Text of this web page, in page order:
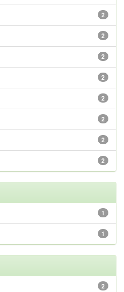
2
2
2
2
2
2
2
2
1
1
2